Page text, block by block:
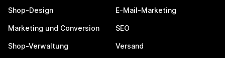
Shop-Design
Marketing und Conversion
Shop-Verwaltung
E-Mail-Marketing
SEO
Versand